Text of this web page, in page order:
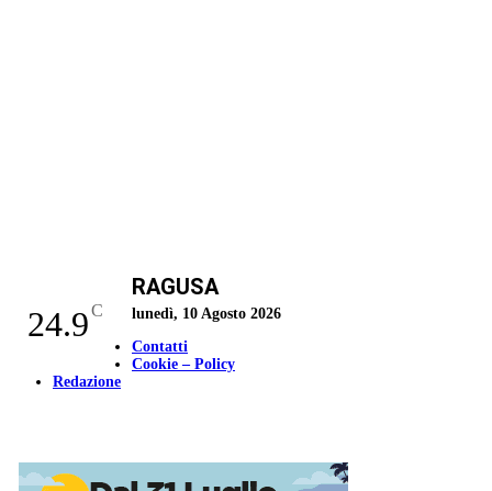
24.9C
RAGUSA
lunedì, 10 Agosto 2026
Contatti
Cookie – Policy
Redazione